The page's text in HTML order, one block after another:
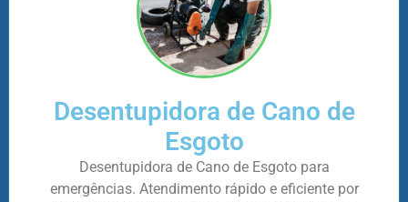
Desentupidora de Cano de
Esgoto
Desentupidora de Cano de Esgoto para
emergências. Atendimento rápido e eficiente por